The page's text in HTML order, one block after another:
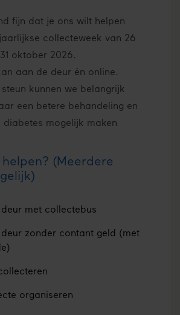
fijn dat je ons wilt helpen
collecteweek van 26
oktober 2026.
aan de deur én online.
kunnen we belangrijk
een betere behandeling en
diabetes mogelijk maken
(Meerdere
met collectebus
zonder contant geld (met
organiseren